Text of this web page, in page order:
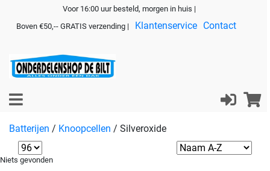
Voor 16:00 uur besteld, morgen in huis |
Boven €50,-- GRATIS verzending |
Klantenservice Contact
Batterijen / Knoopcellen / Silveroxide
Niets gevonden